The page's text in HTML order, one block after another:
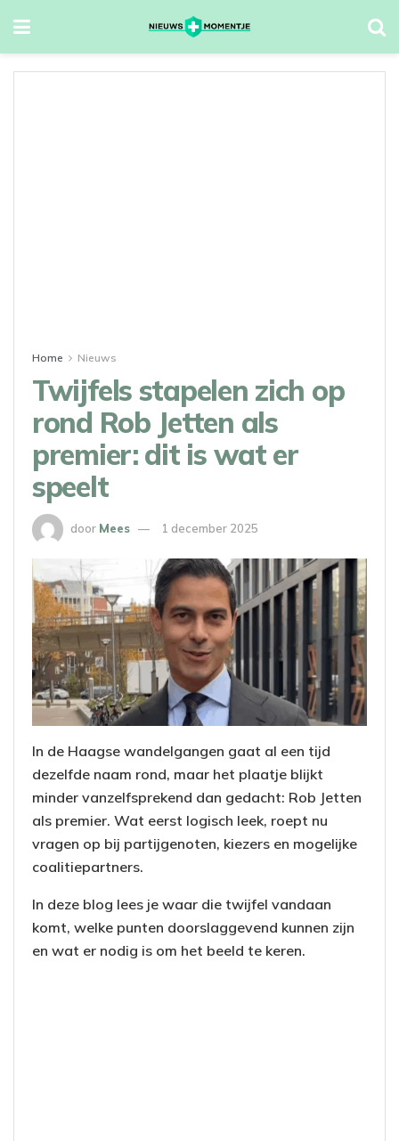
Home Nieuws
Twijfels stapelen zich op
rond Rob Jetten als
premier: dit is wat er
speelt
door Mees 1 december 2025
In de Haagse wandelgangen gaat al een tijd
dezelfde naam rond, maar het plaatje blijkt
minder vanzelfsprekend dan gedacht: Rob Jetten
als premier. Wat eerst logisch leek, roept nu
vragen op bij partijgenoten, kiezers en mogelijke
coalitiepartners.
In deze blog lees je waar die twijfel vandaan
komt, welke punten doorslaggevend kunnen zijn
en wat er nodig is om het beeld te keren.